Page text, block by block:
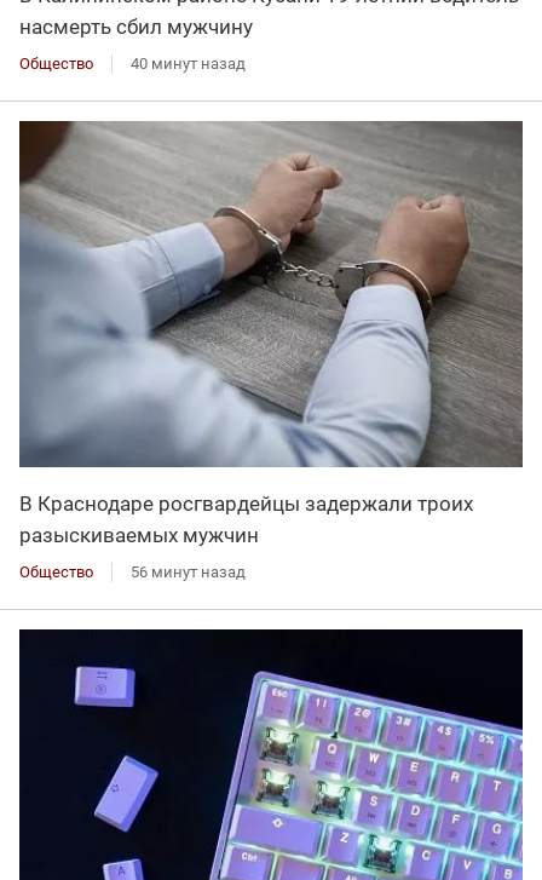
насмерть сбил мужчину
Общество 40 минут назад
В Краснодаре росгвардейцы задержали троих
разыскиваемых мужчин
Общество 56 минут назад